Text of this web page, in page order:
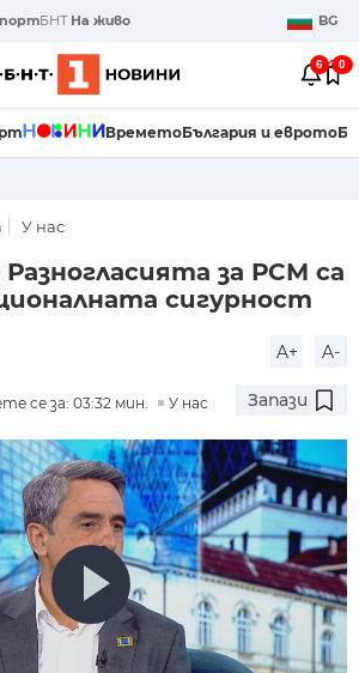
БНТ На живо BG
6 0
ВреметоБългария и еврото
У нас
за РСМ са
сигурност
A+ A-
се за: 03:32 мин. У нас Запази